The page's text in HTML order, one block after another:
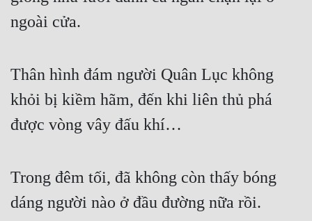
ngoài cửa.
Thân hình đám người Quân Lục không
khỏi bị kiềm hãm, đến khi liên thủ phá
được vòng vây đấu khí…
Trong đêm tối, đã không còn thấy bóng
dáng người nào ở đầu đường nữa rồi.